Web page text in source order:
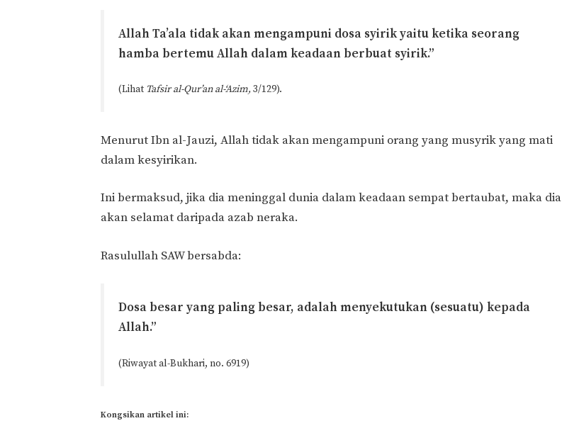
Allah Ta’ala tidak akan mengampuni dosa syirik yaitu ketika seorang
hamba bertemu Allah dalam keadaan berbuat syirik.”
(Lihat Tafsir al-Qur’an al-‘Azim, 3/129).
Menurut Ibn al-Jauzi, Allah tidak akan mengampuni orang yang musyrik yang mati
dalam kesyirikan.
Ini bermaksud, jika dia meninggal dunia dalam keadaan sempat bertaubat, maka dia
akan selamat daripada azab neraka.
Rasulullah SAW bersabda:
Dosa besar yang paling besar, adalah menyekutukan (sesuatu) kepada
Allah.”
(Riwayat al-Bukhari, no. 6919)
Kongsikan artikel ini: